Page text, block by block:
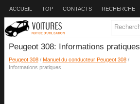
ACCUEIL TOP CONTACTS RECHERCHE
Peugeot 308: Informations pratiques
Peugeot 308/ Manuel du conducteur Peugeot 308/
Informations pratiques